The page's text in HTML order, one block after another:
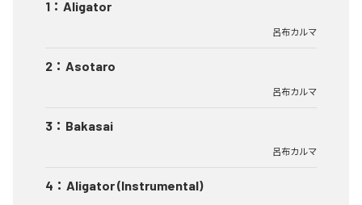
1 ： Aligator
呂布カルマ
2 ： Asotaro
呂布カルマ
3 ： Bakasai
呂布カルマ
4 ： Aligator (Instrumental)